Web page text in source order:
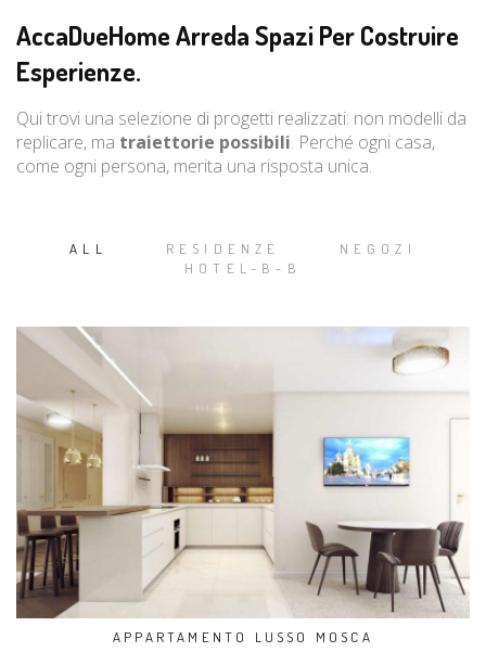
AccaDueHome Arreda Spazi Per Costruire
Esperienze.
Qui trovi una selezione di progetti realizzati: non modelli da
replicare, ma traiettorie possibili. Perché ogni casa,
come ogni persona, merita una risposta unica.
ALL RESIDENZE
NEGOZI
HOTEL-B-B
APPARTAMENTO LUSSO MOSCA